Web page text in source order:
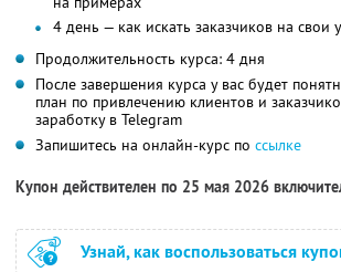
4 день — как искать заказчиков на свои
Продолжительность курса: 4 дня
После завершения курса у вас будет
план по привлечению клиентов и
заработку в Telegram
Запишитесь на онлайн-курс по ссылке
Купон действителен по 25 мая 2026
Узнай, как воспользоваться